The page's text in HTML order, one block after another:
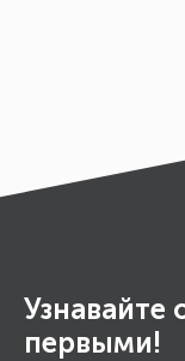
Узнавайте
первыми!